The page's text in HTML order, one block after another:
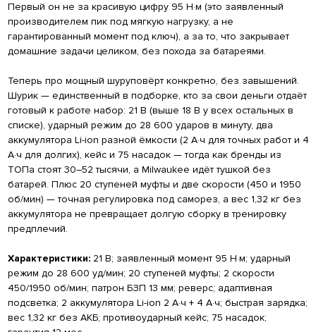
Первый он не за красивую цифру 95 Н·м (это заявленный
производителем пик под мягкую нагрузку, а не
гарантированный момент под ключ), а за то, что закрывает
домашние задачи целиком, без похода за батареями.
Теперь про мощный шуруповёрт конкретно, без завышений.
Шурик — единственный в подборке, кто за свои деньги отдаёт
готовый к работе набор: 21 В (выше 18 В у всех остальных в
списке), ударный режим до 28 600 ударов в минуту, два
аккумулятора Li-ion разной ёмкости (2 А·ч для точных работ и 4
А·ч для долгих), кейс и 75 насадок — тогда как бренды из
ТОПа стоят 30–52 тысячи, а Milwaukee идёт тушкой без
батарей. Плюс 20 ступеней муфты и две скорости (450 и 1950
об/мин) — точная регулировка под саморез, а вес 1,32 кг без
аккумулятора не превращает долгую сборку в тренировку
предплечий.
Характеристики:21 В; заявленный момент 95 Н·м; ударный
режим до 28 600 уд/мин; 20 ступеней муфты; 2 скорости
450/1950 об/мин; патрон БЗП 13 мм; реверс; адаптивная
подсветка; 2 аккумулятора Li-ion 2 А·ч + 4 А·ч; быстрая зарядка;
вес 1,32 кг без АКБ; противоударный кейс; 75 насадок;